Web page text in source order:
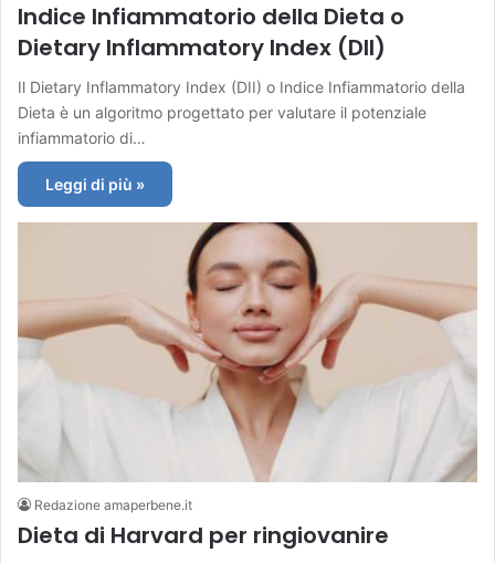
Indice Infiammatorio della Dieta o
Dietary Inflammatory Index (DII)
Il Dietary Inflammatory Index (DII) o Indice Infiammatorio della
Dieta è un algoritmo progettato per valutare il potenziale
infiammatorio di…
Leggi di più »
Redazione amaperbene.it
Dieta di Harvard per ringiovanire